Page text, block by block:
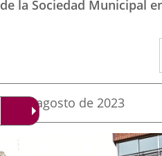
de la Sociedad Municipal
Fecha
la
noticia
22 de agosto de 2023